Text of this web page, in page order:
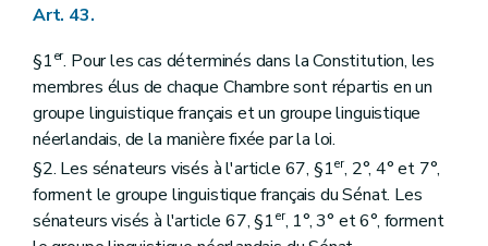
Art. 43.
§1er. Pour les cas déterminés dans la Constitution, les
membres élus de chaque Chambre sont répartis en un
groupe linguistique français et un groupe linguistique
néerlandais, de la manière fixée par la loi.
§2. Les sénateurs visés à l'article 67, §1er, 2°, 4° et 7°,
forment le groupe linguistique français du Sénat. Les
sénateurs visés à l'article 67, §1er, 1°, 3° et 6°, forment